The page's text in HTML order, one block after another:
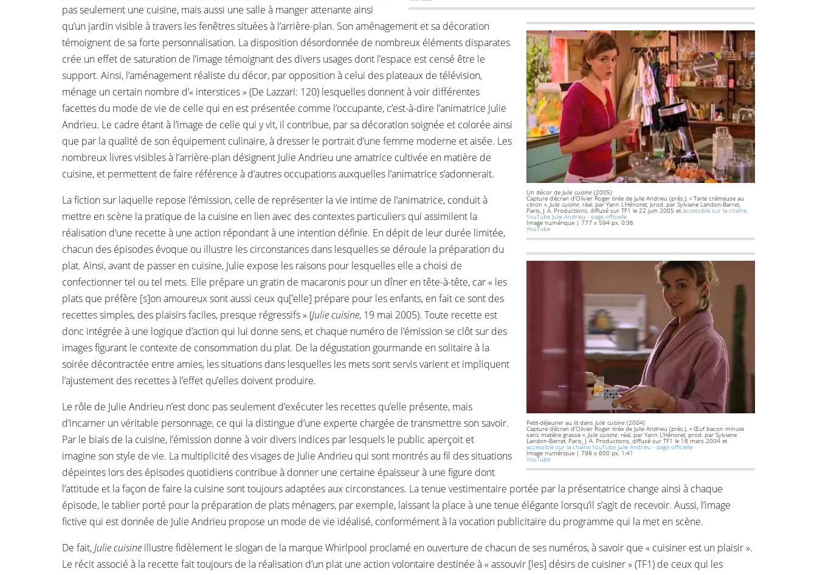
Un décor de Julie cuisine(2005)
Capture d’écran d'Olivier Roger tirée de Julie Andrieu (prés.), « Tarte crémeuse au
citron », Julie cuisine, réal. par Yann L’Hénoret, prod. par Sylviane Landon-Barret,
Paris, J. A. Productions, diffusé sur TF1 le 22 juin 2005 etaccessible sur la chaîne
YouTube Julie Andrieu - page officielle
Image numérique | 777 x 594 px, 0:36
YouTube
pas seulement une cuisine, mais aussi une salle à manger attenante ainsi
qu’un jardin visible à travers les fenêtres situées à l’arrière-plan. Son aménagement et sa décoration
témoignent de sa forte personnalisation. La disposition désordonnée de nombreux éléments disparates
crée un effet de saturation de l’image témoignant des divers usages dont l’espace est censé être le
support. Ainsi, l’aménagement réaliste du décor, par opposition à celui des plateaux de télévision,
ménage un certain nombre d’« interstices » (De Lazzari: 120) lesquelles donnent à voir différentes
facettes du mode de vie de celle qui en est présentée comme l’occupante, c’est-à-dire l’animatrice Julie
Andrieu. Le cadre étant à l’image de celle qui y vit, il contribue, par sa décoration soignée et colorée ainsi
que par la qualité de son équipement culinaire, à dresser le portrait d’une femme moderne et aisée. Les
nombreux livres visibles à l’arrière-plan désignent Julie Andrieu une amatrice cultivée en matière de
cuisine, et permettent de faire référence à d’autres occupations auxquelles l’animatrice s’adonnerait.
Petit-déjeuner au lit dans Julie cuisine(2004)
Capture d’écran d'Olivier Roger tirée de Julie Andrieu (prés.), « Œuf bacon minute
sans matière grasse », Julie cuisine, réal. par Yann L’Hénoret, prod. par Sylviane
Landon-Barret, Paris, J. A. Productions, diffusé sur TF1 le 18 mars 2004 et
accessible sur la chaîne YouTube Julie Andrieu - page officielle
Image numérique | 798 x 600 px, 1:41
YouTube
La fiction sur laquelle repose l’émission, celle de représenter la vie intime de l’animatrice, conduit à
mettre en scène la pratique de la cuisine en lien avec des contextes particuliers qui assimilent la
réalisation d’une recette à une action répondant à une intention définie. En dépit de leur durée limitée,
chacun des épisodes évoque ou illustre les circonstances dans lesquelles se déroule la préparation du
plat. Ainsi, avant de passer en cuisine, Julie expose les raisons pour lesquelles elle a choisi de
confectionner tel ou tel mets. Elle prépare un gratin de macaronis pour un dîner en tête-à-tête, car « les
plats que préfère [s]on amoureux sont aussi ceux qu[’elle] prépare pour les enfants, en fait ce sont des
recettes simples, des plaisirs faciles, presque régressifs » (Julie cuisine, 19 mai 2005). Toute recette est
donc intégrée à une logique d’action qui lui donne sens, et chaque numéro de l’émission se clôt sur des
images figurant le contexte de consommation du plat. De la dégustation gourmande en solitaire à la
soirée décontractée entre amies, les situations dans lesquelles les mets sont servis varient et impliquent
l’ajustement des recettes à l’effet qu’elles doivent produire.
Le rôle de Julie Andrieu n’est donc pas seulement d’exécuter les recettes qu’elle présente, mais
d’incarner un véritable personnage, ce qui la distingue d’une experte chargée de transmettre son savoir.
Par le biais de la cuisine, l’émission donne à voir divers indices par lesquels le public aperçoit et
imagine son style de vie. La multiplicité des visages de Julie Andrieu qui sont montrés au fil des situations
dépeintes lors des épisodes quotidiens contribue à donner une certaine épaisseur à une figure dont
l’attitude et la façon de faire la cuisine sont toujours adaptées aux circonstances. La tenue vestimentaire portée par la présentatrice change ainsi à chaque
épisode, le tablier porté pour la préparation de plats ménagers, par exemple, laissant la place à une tenue élégante lorsqu’il s’agit de recevoir. Aussi, l’image
fictive qui est donnée de Julie Andrieu propose un mode de vie idéalisé, conformément à la vocation publicitaire du programme qui la met en scène.
De fait,Julie cuisine illustre fidèlement le slogan de la marque Whirlpool proclamé en ouverture de chacun de ses numéros, à savoir que « cuisiner est un plaisir ».
Le récit associé à la recette fait toujours de la réalisation d’un plat une action volontaire destinée à « assouvir [les] désirs de cuisiner » (TF1) de ceux qui les